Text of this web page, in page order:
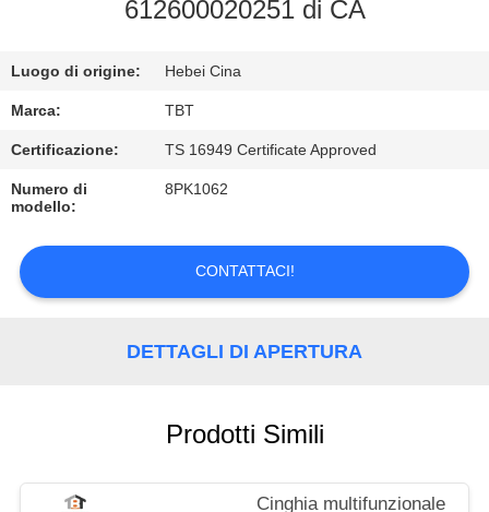
CONTROLLO
QUALITÀ
CONTATTICI
NOTIZIE
CASI
612600020251 di CA
Luogo di origine: Hebei Cina
Marca: TBT
Certificazione: TS 16949 Certificate Approved
Numero di
modello:
8PK1062
CONTATTACI!
DETTAGLI DI APERTURA
Prodotti Simili
Cinghia multifunzionale